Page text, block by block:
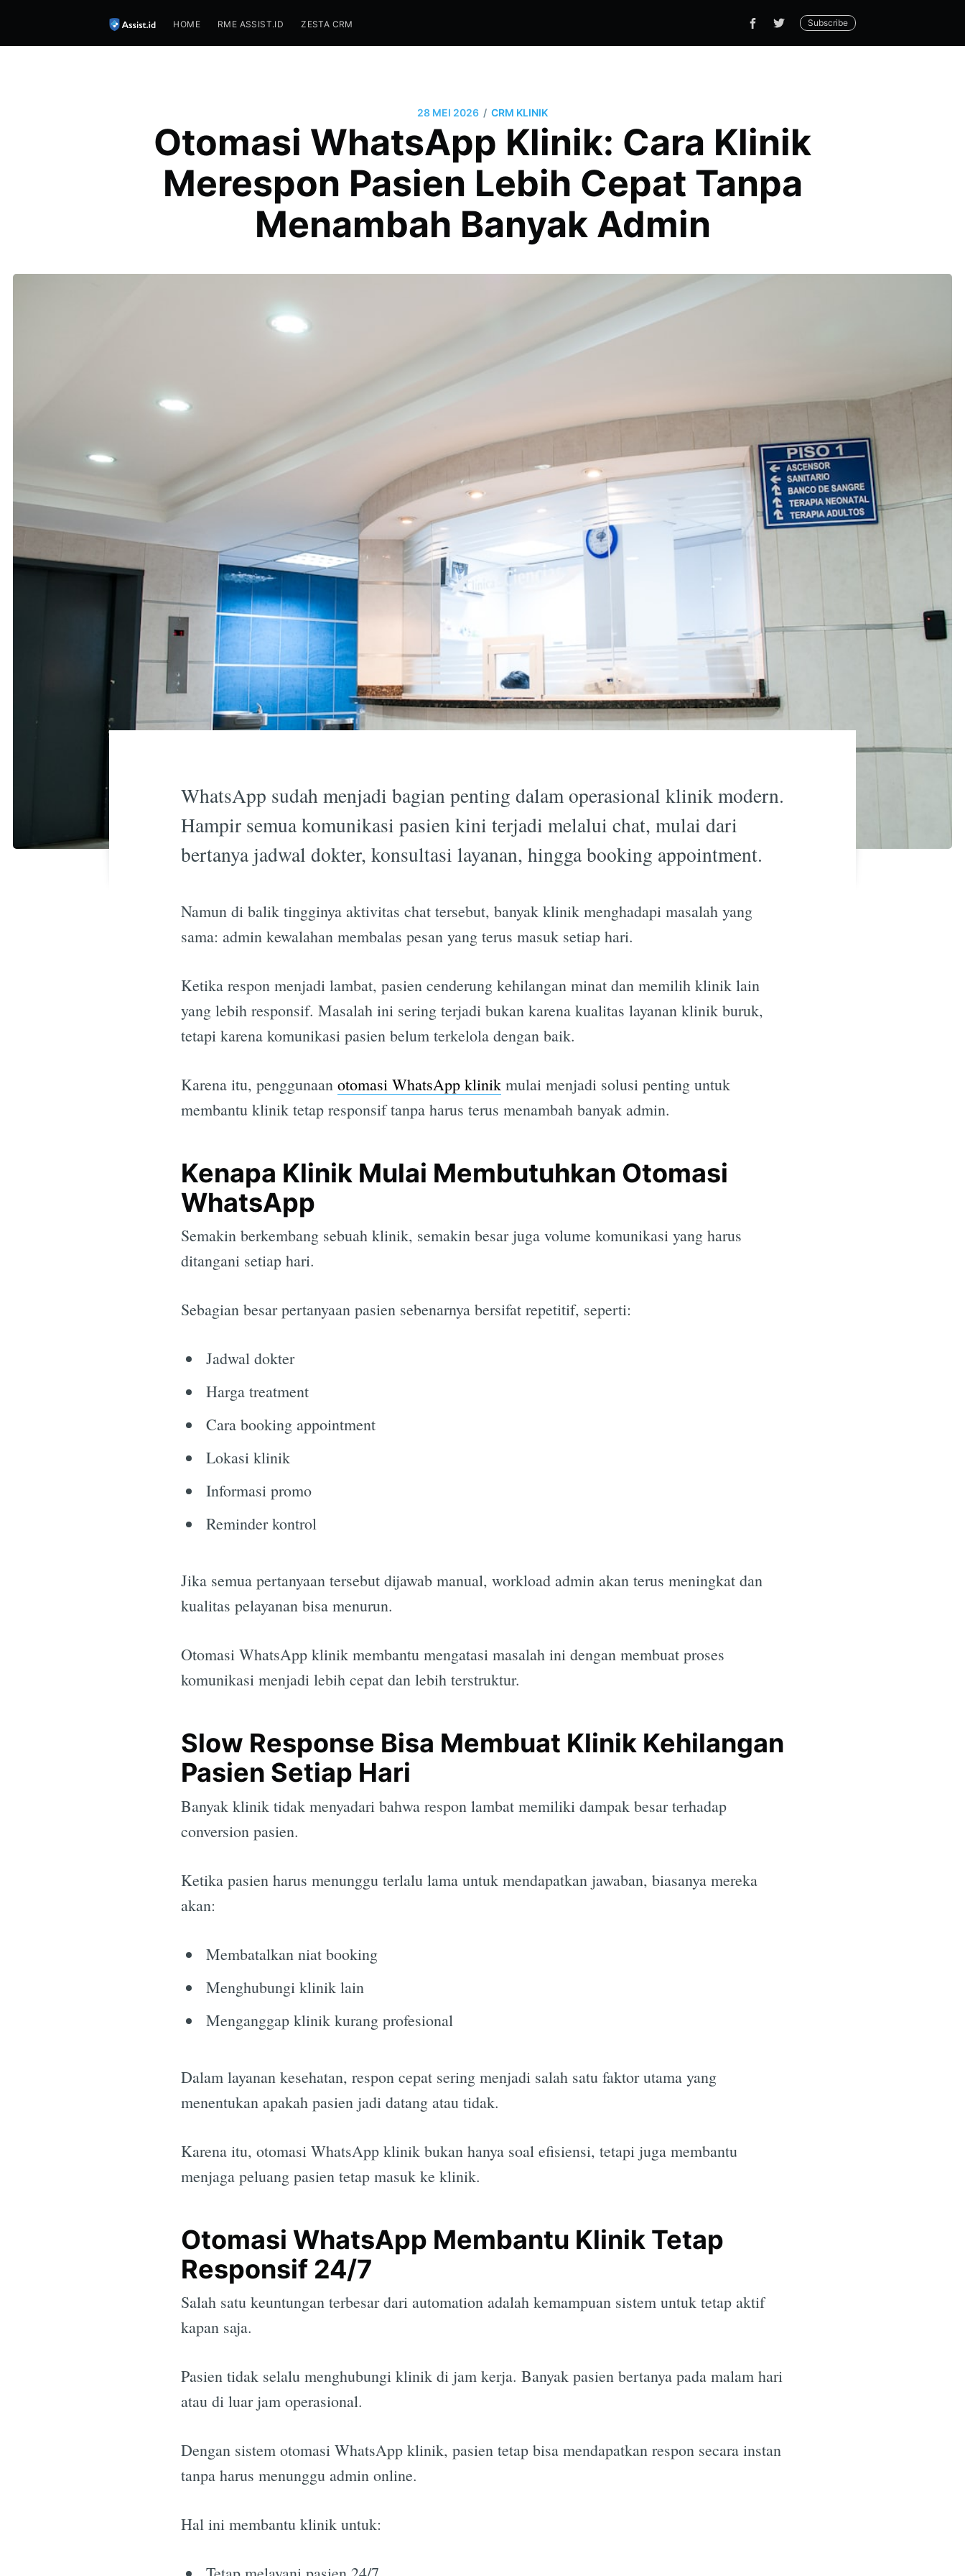
HOME RME ASSIST.ID ZESTA CRM Subscribe
28 MEI 2026 / CRM KLINIK
Otomasi WhatsApp Klinik: Cara Klinik
Merespon Pasien Lebih Cepat Tanpa
Menambah Banyak Admin
WhatsApp sudah menjadi bagian penting dalam operasional klinik modern.
Hampir semua komunikasi pasien kini terjadi melalui chat, mulai dari
bertanya jadwal dokter, konsultasi layanan, hingga booking appointment.
Namun di balik tingginya aktivitas chat tersebut, banyak klinik menghadapi masalah yang
sama: admin kewalahan membalas pesan yang terus masuk setiap hari.
Ketika respon menjadi lambat, pasien cenderung kehilangan minat dan memilih klinik lain
yang lebih responsif. Masalah ini sering terjadi bukan karena kualitas layanan klinik buruk,
tetapi karena komunikasi pasien belum terkelola dengan baik.
Karena itu, penggunaan otomasi WhatsApp klinik mulai menjadi solusi penting untuk
membantu klinik tetap responsif tanpa harus terus menambah banyak admin.
Kenapa Klinik Mulai Membutuhkan Otomasi
WhatsApp
Semakin berkembang sebuah klinik, semakin besar juga volume komunikasi yang harus
ditangani setiap hari.
Sebagian besar pertanyaan pasien sebenarnya bersifat repetitif, seperti:
Jadwal dokter
Harga treatment
Cara booking appointment
Lokasi klinik
Informasi promo
Reminder kontrol
Jika semua pertanyaan tersebut dijawab manual, workload admin akan terus meningkat dan
kualitas pelayanan bisa menurun.
Otomasi WhatsApp klinik membantu mengatasi masalah ini dengan membuat proses
komunikasi menjadi lebih cepat dan lebih terstruktur.
Slow Response Bisa Membuat Klinik Kehilangan
Pasien Setiap Hari
Banyak klinik tidak menyadari bahwa respon lambat memiliki dampak besar terhadap
conversion pasien.
Ketika pasien harus menunggu terlalu lama untuk mendapatkan jawaban, biasanya mereka
akan:
Membatalkan niat booking
Menghubungi klinik lain
Menganggap klinik kurang profesional
Dalam layanan kesehatan, respon cepat sering menjadi salah satu faktor utama yang
menentukan apakah pasien jadi datang atau tidak.
Karena itu, otomasi WhatsApp klinik bukan hanya soal efisiensi, tetapi juga membantu
menjaga peluang pasien tetap masuk ke klinik.
Otomasi WhatsApp Membantu Klinik Tetap
Responsif 24/7
Salah satu keuntungan terbesar dari automation adalah kemampuan sistem untuk tetap aktif
kapan saja.
Pasien tidak selalu menghubungi klinik di jam kerja. Banyak pasien bertanya pada malam hari
atau di luar jam operasional.
Dengan sistem otomasi WhatsApp klinik, pasien tetap bisa mendapatkan respon secara instan
tanpa harus menunggu admin online.
Hal ini membantu klinik untuk: